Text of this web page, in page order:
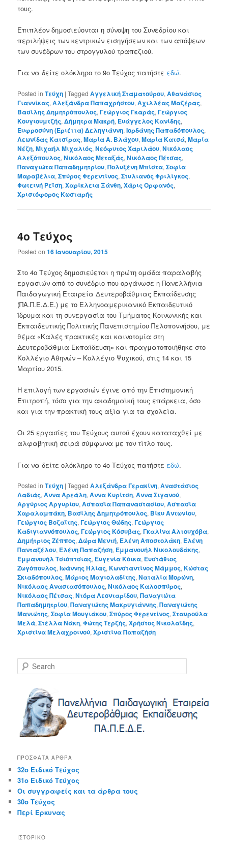
τους.
Επιπλέον δημοσιεύονται η σύνοψη του Συνεδρίου και
περιλήψεις των κεντρικών εισηγήσεων και των απόψεων
των συνέδρων του στρογγυλού τραπεζιού.
Για να δείτε ολόκληρο το 9ο Τεύχος πατήστε εδώ.
Posted in Τεύχη |Tagged Αγγελική Σταματούρου,Αθανάσιος
Γιαννίκας,Αλεξάνδρα Παπαχρήστου,Αχιλλέας Μαζέρας,
Βασίλης Δημητρόπουλος,Γεώργιος Γκαράς,Γεώργιος
Κουγιουμτζής,Δήμητρα Μακρή, Ευάγγελος Κανίδης,
Ευφροσύνη (Εριέττα) Δεληγιάννη,Ιορδάνης Παπαδόπουλος,
Λεωνίδας Κατσίρας,Μαρία Α. Βλάχου,Μαρία Κατσά,Μαρία
Νέζη,Μιχαήλ Μιχαλιός,Νεόφυτος Χαριλάου,Νικόλαος
Αλεξόπουλος,Νικόλαος Μεταξάς,Νικόλαος Πέτσας,
Παναγιώτα Παπαδημητρίου,Πολυξένη Μπίστα,Σοφία
Μαραβέλια,Σπύρος Φερεντίνος,Στυλιανός Φριλίγκος,
Φωτεινή Ρεΐση,Χαρίκλεια Ξάνθη,Χάρις Ορφανός,
Χριστόφορος Κωσταρής
4ο Τεύχος
Posted on16 Ιανουαρίου, 2015
Στο 4ο Τεύχος δημοσιεύεται η πρώτη ομάδα παραλαβής
εργασιών από το συνέδριο που οργάνωσε η Πανελλήνια
Παιδαγωγική Εταιρεία Δευτεροβάθμιας Εκπαίδευσης
(ΠΑ.Π.Ε.Δ.Ε.) με το Ελληνοαμερικανικό Εκπαιδευτικό
Ίδρυμα και τη συνεργασία του Τμήματος Κοινωνικής και
Εκπαιδευτικής Πολιτικής Πανεπιστημίου Πελοποννήσου, με
θέμα «Καλές πρακτικές και καινοτομία στη
Δευτεροβάθμια Εκπαίδευση» και πραγματοποιήθηκε στο
Κολλέγιο Αθηνών – Κολλέγιο Ψυχικού, στις 14 και 15
Μαρτίου 2015.
Η επιλογή των εργασιών έγινε από την Επιστημονική
Επιτροπή, τόσο για την ακαδημαϊκή τους επάρκεια, όσο
και για την πρακτική τους αξία για τα σχολεία.
Οι 25 εργασίες του Τεύχους αυτού έχουν καταταχθεί με
αλφαβητική σειρά σύμφωνα με τον τίτλο τους.
Για να δείτε ολόκληρο το 4ο Τεύχος πατήστε εδώ.
Posted in Τεύχη |Tagged Αλεξάνδρα Γερακίνη,Αναστάσιος
Λαδιάς,Άννα Αρεάλη,Άννα Κυρίτση,Άννα Σιγανού,
Αργύριος Αργυρίου,Ασπασία Παπαναστασίου,Ασπασία
Χαραλαμπάκη, Βασίλης Δημητρόπουλος, Βίκυ Αντωνίου,
Γεώργιος Βοζαΐτης,Γεώργιος Θώδης,Γεώργιος
Καδιγιαννόπουλος,Γεώργιος Κόσυβας,Γκαλίνα Αλτουχόβα,
Δημήτριος Ζέππος,Δώρα Μεντή, Ελένη Αποστολάκη, Ελένη
Πανταζέλου, Ελένη Παπαζήση, Εμμανουήλ Νικολουδάκης,
Εμμανουήλ Τσιόπτσιας, Ευγενία Κόικα, Ευστάθιος
Ζωγόπουλος,Ιωάννης Ηλίας,Κωνσταντίνος Μάμμος,Κώστας
Σκιαδόπουλος,Μάριος Μαγιολαδίτης,Ναταλία Μορώνη,
Νικόλαος Αναστασόπουλος,Νικόλαος Καλοσπύρος,
Νικόλαος Πέτσας,Ντόρα Λεονταρίδου,Παναγιώτα
Παπαδημητρίου,Παναγιώτης Μακρυγιάννης,Παναγιώτης
Μανιώτης,Σοφία Μουγιάκου,Σπύρος Φερεντίνος,Σταυρούλα
Μελά,Στέλλα Νάκη,Φώτης Τερζής,Χρήστος Νικολαΐδης,
Χριστίνα Μελαχροινού,Χριστίνα Παπαζήση
e
ΠΡΌΣΦΑΤΑ ΆΡΘΡΑ
32ο Ειδικό Τεύχος
31ο Ειδικό Τεύχος
Οι συγγραφείς και τα άρθρα τους
30ο Τεύχος
Περί Έρκυνας
ΙΣΤΟΡΙΚΌ